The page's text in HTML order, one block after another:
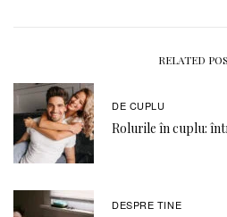
RELATED
DE CUPLU
Rolurile în cuplu:
DESPRE TINE